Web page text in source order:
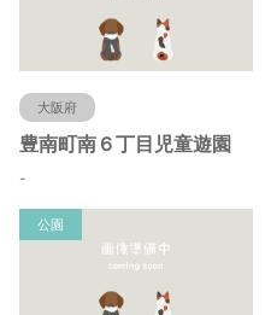
大阪府
豊南町南６丁目児童遊園
-
公園